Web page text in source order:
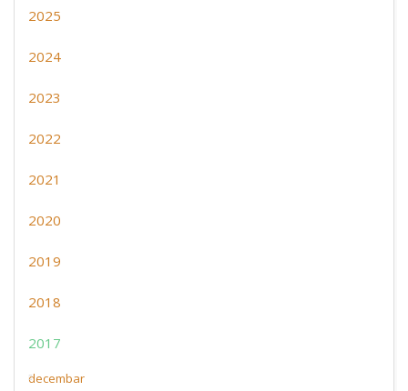
2025
2024
2023
2022
2021
2020
2019
2018
2017
decembar